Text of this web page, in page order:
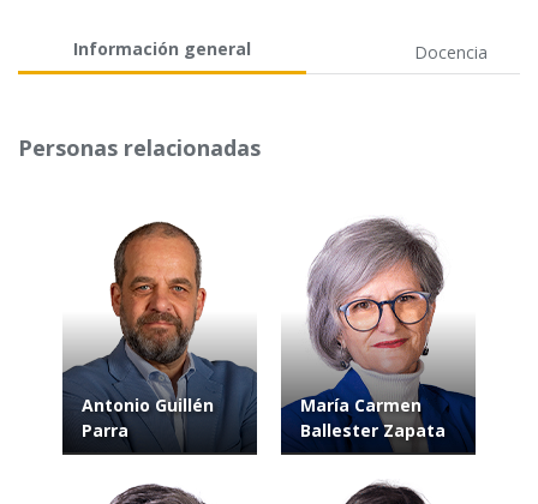
Información general Docencia
Personas relacionadas
Antonio Guillén
Parra
María Carmen
Ballester Zapata